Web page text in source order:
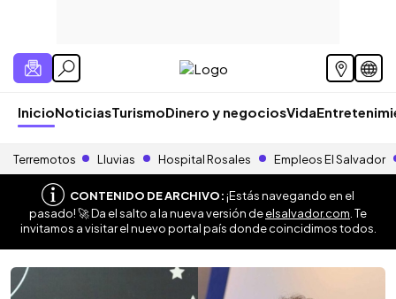
InicioNoticiasTurismoDinero y negociosVida
Terremotos Lluvias Hospital Rosales Empleos El Salvador
CONTENIDO DE ARCHIVO:¡Estás navegando en el
pasado! 🚀 Da el salto a la nueva versión deelsalvador.com . Te
invitamos a visitar el nuevo portal país donde coincidimos todos.